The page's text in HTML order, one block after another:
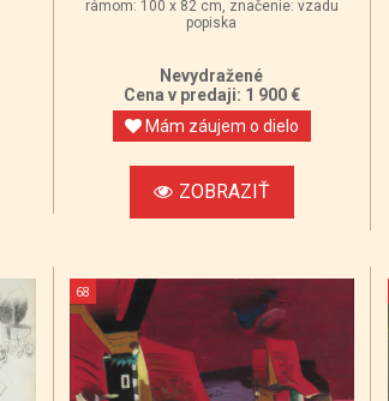
rámom: 100 x 82 cm, značenie: vzadu
popiska
Nevydražené
Cena v predaji: 1 900 €
Mám záujem o dielo
ZOBRAZIŤ
68